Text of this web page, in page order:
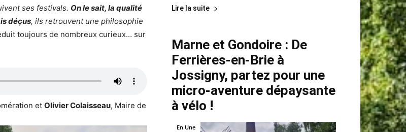
ses festivals. On le sait, la qualité
déçus, ils retrouvent une philosophie
toujours de nombreux curieux… sur
et Olivier Colaisseau, Maire de
Lire la suite
Marne et Gondoire : De
Ferrières-en-Brie à
Jossigny, partez pour une
micro-aventure dépaysante
à vélo !
En Une